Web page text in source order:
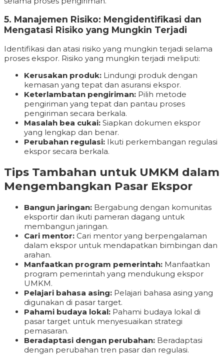
5. Manajemen Risiko: Mengidentifikasi dan
Mengatasi Risiko yang Mungkin Terjadi
Identifikasi dan atasi risiko yang mungkin terjadi selama
proses ekspor. Risiko yang mungkin terjadi meliputi:
Kerusakan produk: Lindungi produk dengan
kemasan yang tepat dan asuransi ekspor.
Keterlambatan pengiriman: Pilih metode
pengiriman yang tepat dan pantau proses
pengiriman secara berkala.
Masalah bea cukai: Siapkan dokumen ekspor
yang lengkap dan benar.
Perubahan regulasi: Ikuti perkembangan regulasi
ekspor secara berkala.
Tips Tambahan untuk UMKM dalam
Mengembangkan Pasar Ekspor
Bangun jaringan: Bergabung dengan komunitas
eksportir dan ikuti pameran dagang untuk
membangun jaringan.
Cari mentor: Cari mentor yang berpengalaman
dalam ekspor untuk mendapatkan bimbingan dan
arahan.
Manfaatkan program pemerintah: Manfaatkan
program pemerintah yang mendukung ekspor
UMKM.
Pelajari bahasa asing: Pelajari bahasa asing yang
digunakan di pasar target.
Pahami budaya lokal: Pahami budaya lokal di
pasar target untuk menyesuaikan strategi
pemasaran.
Beradaptasi dengan perubahan: Beradaptasi
dengan perubahan tren pasar dan regulasi.